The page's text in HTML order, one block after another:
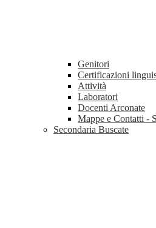
Genitori
Certificazioni
Attività
Laboratori
Docenti Arconate
Mappe e Contatti -
Secondaria Buscate